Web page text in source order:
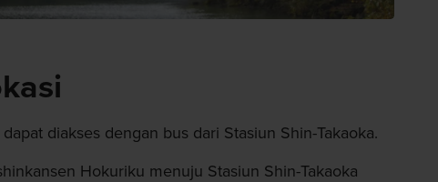
diakses dengan bus dari Stasiun Shin-Takaoka.
Hokuriku menuju Stasiun Shin-Takaoka